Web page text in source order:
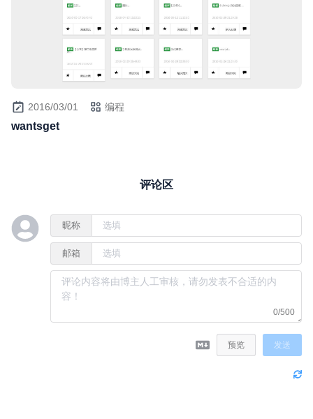
2016/03/01 编程
wantsget
评论区
昵称
邮箱
0/500
预览 发送